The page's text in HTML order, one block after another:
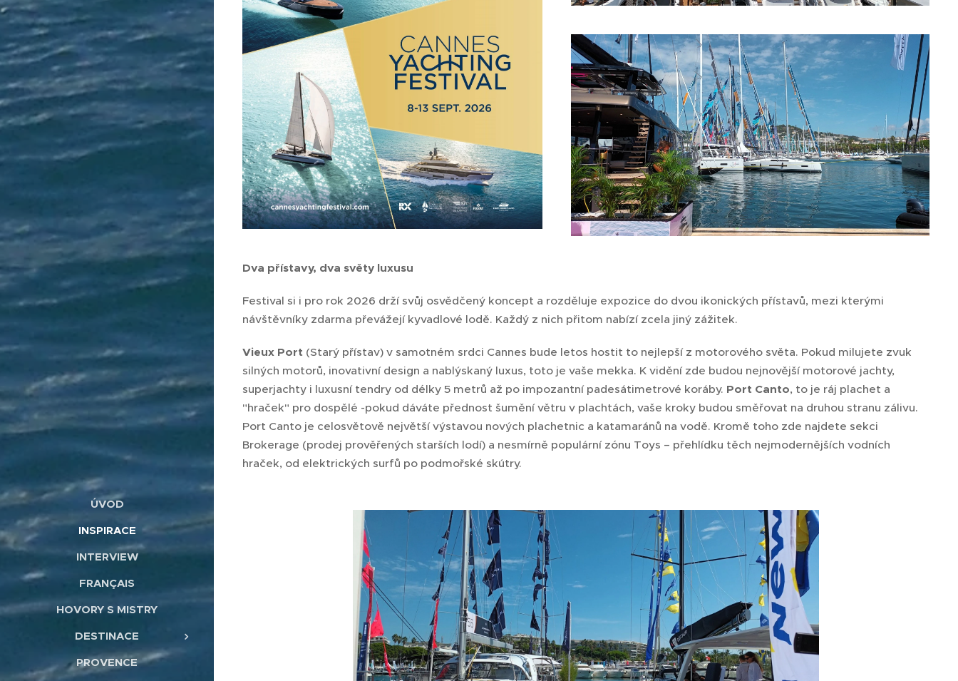
ÚVOD
INSPIRACE
INTERVIEW
FRANÇAIS
HOVORY S MISTRY
DESTINACE
PROVENCE
Dva přístavy, dva světy luxusu
Festival si i pro rok 2026 drží svůj osvědčený koncept a rozděluje expozice do dvou ikonických přístavů, mezi kterými
návštěvníky zdarma převážejí kyvadlové lodě. Každý z nich přitom nabízí zcela jiný zážitek.
Vieux Port (Starý přístav) v samotném srdci Cannes bude letos hostit to nejlepší z motorového světa. Pokud milujete zvuk
silných motorů, inovativní design a nablýskaný luxus, toto je vaše mekka. K vidění zde budou nejnovější motorové jachty,
superjachty i luxusní tendry od délky 5 metrů až po impozantní padesátimetrové koráby. Port Canto, to je ráj plachet a
"hraček" pro dospělé -pokud dáváte přednost šumění větru v plachtách, vaše kroky budou směřovat na druhou stranu zálivu.
Port Canto je celosvětově největší výstavou nových plachetnic a katamaránů na vodě. Kromě toho zde najdete sekci
Brokerage (prodej prověřených starších lodí) a nesmírně populární zónu Toys – přehlídku těch nejmodernějších vodních
hraček, od elektrických surfů po podmořské skútry.